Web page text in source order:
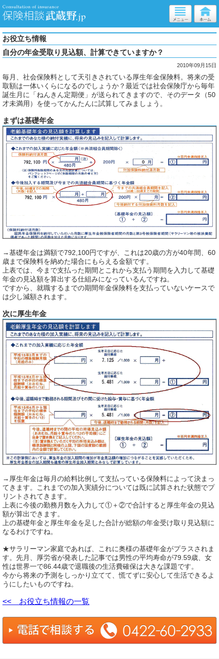
お役立ち情報
自分の年金受取り見込額、計算できていますか？
2010年09月15日
毎月、社会保険料として天引きされている厚生年金保険料。将来の受
取額は一体いくらになるのでしょうか？最近では社会保険庁から毎年
誕生月に「ねんきん定期便」が送られてきますので、そのデータ（50
才未満用）を使ってかんたんに試算してみましょう。
まずは基礎年金
→基礎年金は満額で792,100円ですが、これは20歳の方が40年間、60
歳まで保険料を納めた場合にもらえる金額です。
上表では、今まで支払った期間とこれから支払う期間を入力して基礎
年金の見込額を算出する仕組みになっているんですね。
ですから、就職するまでの期間年金保険料を支払っていないケースで
は少し減額されます。
次に厚生年金
→厚生年金は毎月の給料比例して支払っている保険料によって決まっ
てきます。これまでの加入実績分については既に試算された状態でプ
リントされてきます。
上表に今後の勤務月数を入力して①＋②で合計すると厚生年金の見込
額が算出できます。
上の基礎年金と厚生年金を足した合計が総額の年金受け取り見込額に
なるわけですね。
★サラリーマン家庭であれば、これに奥様の基礎年金がプラスされま
す。先月、厚労省が発表した記事では男性の平均寿命が79.59歳、女
性は世界一で86.44歳で退職後の生活費確保は大きな課題です。
今から将来の予測をしっかり立てて、慌てずに安心して生活できるよ
うにしたいものですね。
<< お役立ち情報の一覧